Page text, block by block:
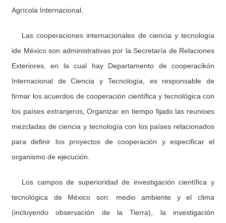
Agrícola Internacional.
Las cooperaciones internacionales de ciencia y tecnología
ide México son administrativas por la Secretaría de Relaciones
Exteriores, en la cual hay Departamento de cooperacikón
Internacional de Ciencia y Tecnología, es responsable de
firmar los acuerdos de cooperación científica y tecnológica con
los países extranjeros, Organizar en tiempo fijado las reunioes
mezcladas de ciencia y tecnología con los países relacionados
para definir los proyectos de cooperación y especificar el
organismo de ejecución.
Los campos de superioridad de investigación científica y
tecnológica de México son: medio ambiente y el clima
(incluyendo observación de la Tierra), la investigación